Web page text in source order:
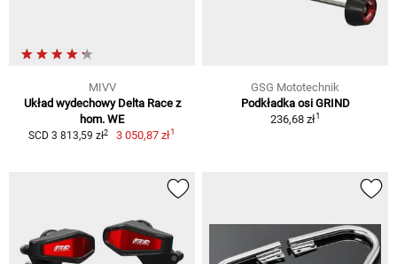
MIVV
Układ wydechowy Delta Race z
hom. WE
SCD 3 813,59 zł2 3 050,87 zł1
GSG Mototechnik
Podkładka osi GRIND
236,68 zł1